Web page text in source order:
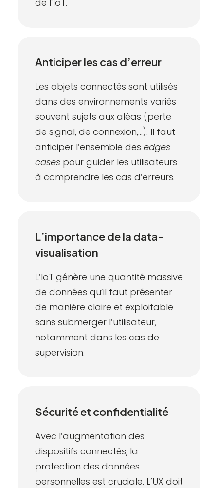
de l’IoT.
Anticiper les cas d’erreur
Les objets connectés sont utilisés
dans des environnements variés
souvent sujets aux aléas (perte
de signal, de connexion,…). Il faut
anticiper l’ensemble des edges
cases pour guider les utilisateurs
à comprendre les cas d’erreurs.
L’importance de la data-
visualisation
L’IoT génère une quantité massive
de données qu’il faut présenter
de manière claire et exploitable
sans submerger l’utilisateur,
notamment dans les cas de
supervision.
Sécurité et confidentialité
Avec l’augmentation des
dispositifs connectés, la
protection des données
personnelles est cruciale. L’UX doit